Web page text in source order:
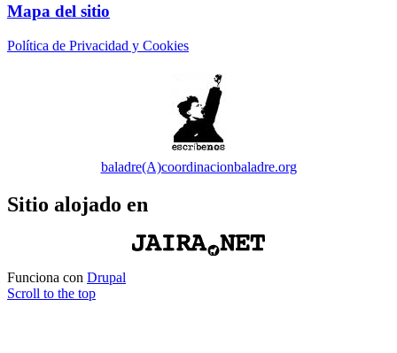
Mapa del sitio
Política de Privacidad y Cookies
baladre(A)coordinacionbaladre.org
Sitio alojado en
Funciona con Drupal
Scroll to the top